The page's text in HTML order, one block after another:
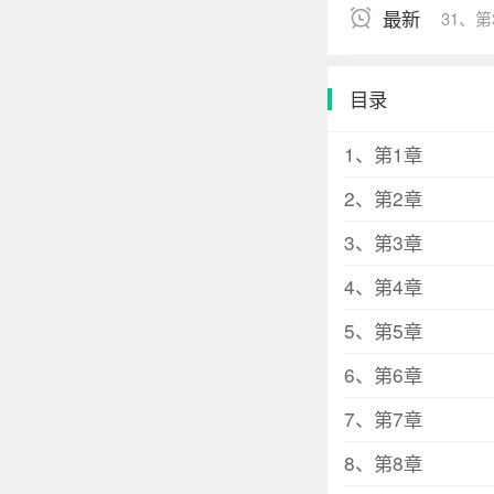
还有钱！我太可
丝给她打了几个
份。 程橙不知
分低调。 @程橙
地还盖着毛巾，
骗子坏女人！ 男
最新 31、
目录
1、第1章
2、第2章
3、第3章
4、第4章
5、第5章
6、第6章
7、第7章
8、第8章